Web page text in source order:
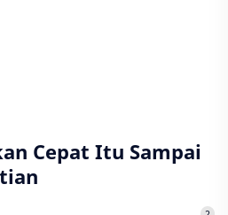
Cepat Itu Sampai